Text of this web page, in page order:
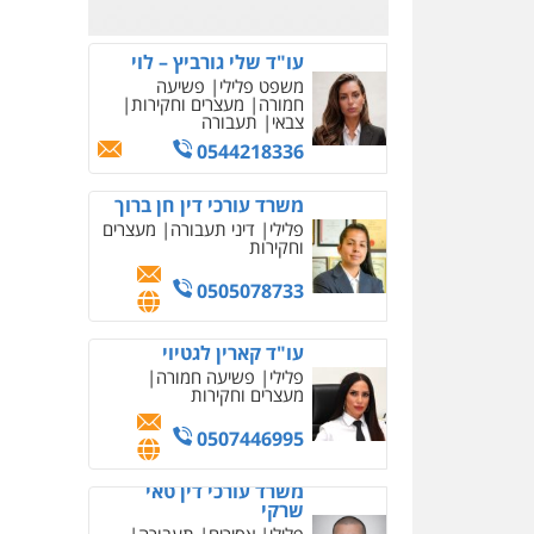
עו"ד שלי גורביץ – לוי
משפט פלילי פשיעה
חמורה מעצרים וחקירות
צבאי תעבורה
0544218336
משרד עורכי דין חן ברוך
פלילי דיני תעבורה מעצרים
וחקירות
0505078733
עו"ד קארין לגטיוי
פלילי פשיעה חמורה
מעצרים וחקירות
0507446995
משרד עורכי דין טאי
שרקי